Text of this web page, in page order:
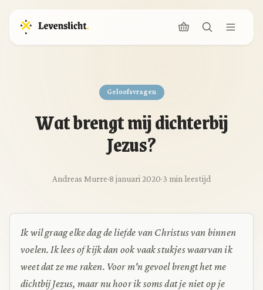
Geloofsvragen
Wat brengt mij dichterbij
Jezus?
Andreas Murre·8 januari 2020·3 min leestijd
Ik wil graag elke dag de liefde van Christus van binnen
voelen. Ik lees of kijk dan ook vaak stukjes waarvan ik
weet dat ze me raken. Voor m'n gevoel brengt het me
dichtbij Jezus, maar nu hoor ik soms dat je niet op je